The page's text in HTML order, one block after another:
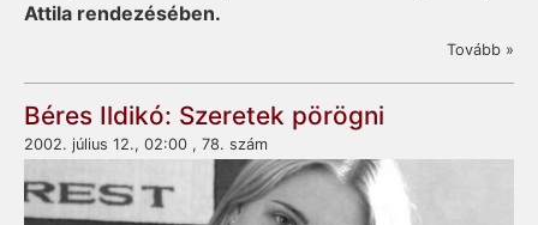
Attila rende­zé­sé­ben.
Tovább »
Béres Ildikó: Szeretek pörögni
2002. július 12., 02:00 , 78. szám